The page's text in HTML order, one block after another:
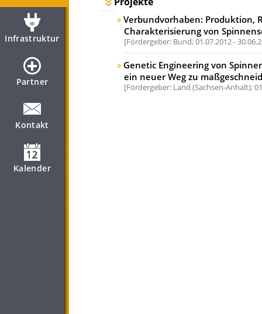
Infrastruktur
Partner
Kontakt
Kalender
Verbundvorhaben: Produktion,
Charakterisierung von
Fördergeber: Bund;01.07.2012 -
Genetic Engineering von
ein neuer Weg zu
Fördergeber: Land (Sachsen-Anhalt);